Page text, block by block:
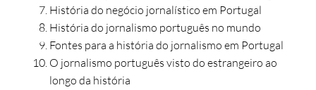
História do negócio jornalístico em Portugal
História do jornalismo português no mundo
Fontes para a história do jornalismo em Portugal
O jornalismo português visto do estrangeiro ao
longo da história